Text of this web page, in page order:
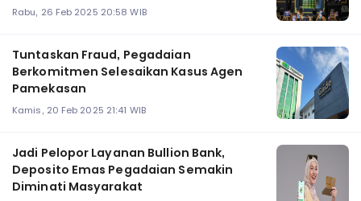
Rabu, 26 Feb 2025 20:58 WIB
Tuntaskan Fraud, Pegadaian
Berkomitmen Selesaikan Kasus Agen
Pamekasan
Kamis, 20 Feb 2025 21:41 WIB
Jadi Pelopor Layanan Bullion Bank,
Deposito Emas Pegadaian Semakin
Diminati Masyarakat